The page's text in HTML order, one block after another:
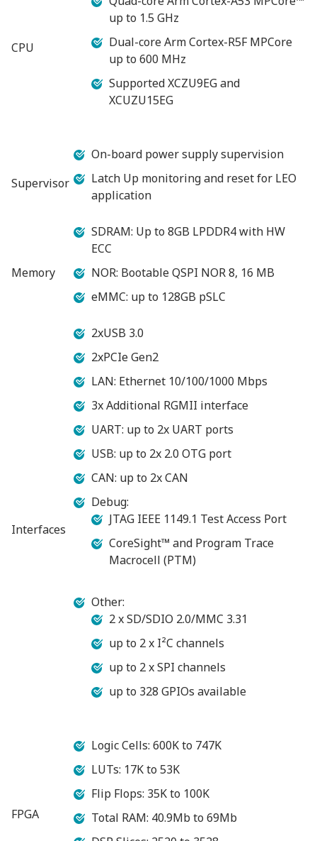
CPU
up to 1.5 GHz
Dual-core Arm Cortex-R5F MPCore
up to 600 MHz
Supported XCZU9EG and
XCUZU15EG
Supervisor
On-board power supply supervision
Latch Up monitoring and reset for LEO
application
Memory
SDRAM: Up to 8GB LPDDR4 with HW
ECC
NOR: Bootable QSPI NOR 8, 16 MB
eMMC: up to 128GB pSLC
Interfaces
2xUSB 3.0
2xPCIe Gen2
LAN: Ethernet 10/100/1000 Mbps
3x Additional RGMII interface
UART: up to 2x UART ports
USB: up to 2x 2.0 OTG port
CAN: up to 2x CAN
Debug:
JTAG IEEE 1149.1 Test Access Port
CoreSight™ and Program Trace
Macrocell (PTM)
Other:
2 x SD/SDIO 2.0/MMC 3.31
up to 2 x I²C channels
up to 2 x SPI channels
up to 328 GPIOs available
FPGA
Logic Cells: 600K to 747K
LUTs: 17K to 53K
Flip Flops: 35K to 100K
Total RAM: 40.9Mb to 69Mb